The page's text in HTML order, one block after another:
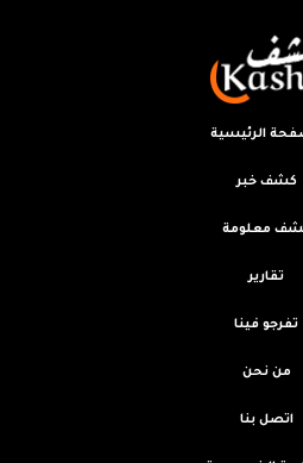
الرئيسية
كشف خبر
معلومة
تقارير
تفرجو فينا
من نحن
اتصل بنا